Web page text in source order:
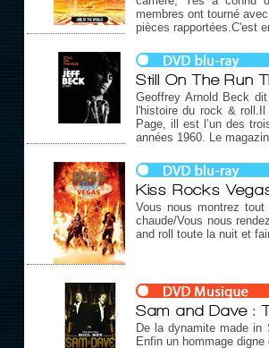
membres ont tourné
pièces rapportées.C'est
Still On The Run
Geoffrey Arnold Beck
l'histoire du rock &
Page, ill est l’un des
années 1960. Le
Kiss Rocks
Vous nous montrez
chaude/Vous nous
and roll toute la nuit et
Sam and Dave :
De la dynamite made in
Enfin un hommage